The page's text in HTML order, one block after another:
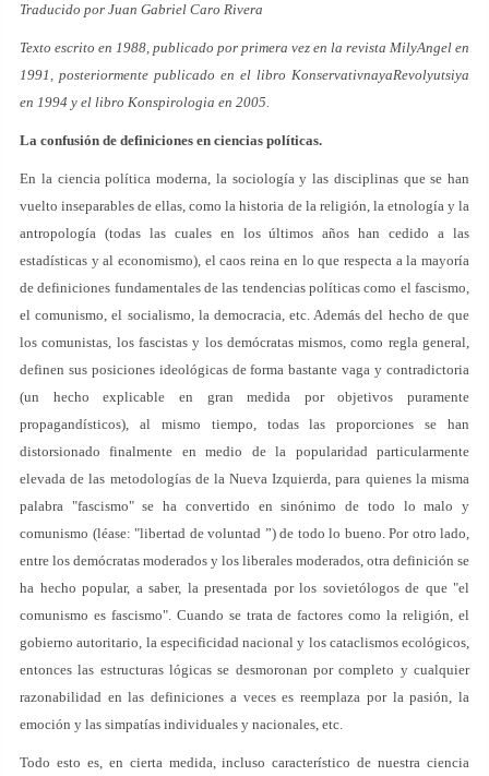
Traducido por Juan Gabriel Caro Rivera
Texto escrito en 1988, publicado por primera vez en la revista MilyAngel en
1991, posteriormente publicado en el libro KonservativnayaRevolyutsiya
en 1994 y el libro Konspirologia en 2005.
La confusión de definiciones en ciencias políticas.
En la ciencia política moderna, la sociología y las disciplinas que se han
vuelto inseparables de ellas, como la historia de la religión, la etnología y la
antropología (todas las cuales en los últimos años han cedido a las
estadísticas y al economismo), el caos reina en lo que respecta a la mayoría
de definiciones fundamentales de las tendencias políticas como el fascismo,
el comunismo, el socialismo, la democracia, etc. Además del hecho de que
los comunistas, los fascistas y los demócratas mismos, como regla general,
definen sus posiciones ideológicas de forma bastante vaga y contradictoria
(un hecho explicable en gran medida por objetivos puramente
propagandísticos), al mismo tiempo, todas las proporciones se han
distorsionado finalmente en medio de la popularidad particularmente
elevada de las metodologías de la Nueva Izquierda, para quienes la misma
palabra "fascismo" se ha convertido en sinónimo de todo lo malo y
comunismo (léase: "libertad de voluntad ”) de todo lo bueno. Por otro lado,
entre los demócratas moderados y los liberales moderados, otra definición se
ha hecho popular, a saber, la presentada por los sovietólogos de que "el
comunismo es fascismo". Cuando se trata de factores como la religión, el
gobierno autoritario, la especificidad nacional y los cataclismos ecológicos,
entonces las estructuras lógicas se desmoronan por completo y cualquier
razonabilidad en las definiciones a veces es reemplaza por la pasión, la
emoción y las simpatías individuales y nacionales, etc.
Todo esto es, en cierta medida, incluso característico de nuestra ciencia